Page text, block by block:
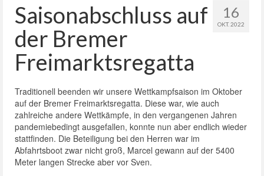
16
OKT. 2022
Saisonabschluss auf
der Bremer
Freimarktsregatta
Traditionell beenden wir unsere Wettkampfsaison im Oktober
auf der Bremer Freimarktsregatta. Diese war, wie auch
zahlreiche andere Wettkämpfe, in den vergangenen Jahren
pandemiebedingt ausgefallen, konnte nun aber endlich wieder
stattfinden. Die Beteiligung bei den Herren war im
Abfahrtsboot zwar nicht groß, Marcel gewann auf der 5400
Meter langen Strecke aber vor Sven.